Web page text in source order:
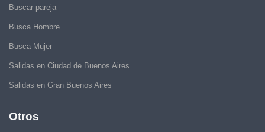
Buscar pareja
Busca Hombre
Busca Mujer
Salidas en Ciudad de Buenos Aires
Salidas en Gran Buenos Aires
Otros